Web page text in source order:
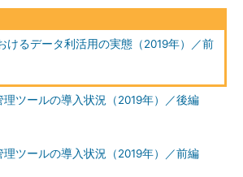
けるデータ利活用の実態（2019年）／前
理ツールの導入状況（2019年）／後編
理ツールの導入状況（2019年）／前編